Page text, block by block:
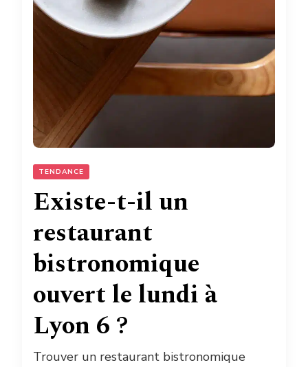
TENDANCE
Existe-t-il un
restaurant
bistronomique
ouvert le lundi à
Lyon 6 ?
Trouver un restaurant bistronomique